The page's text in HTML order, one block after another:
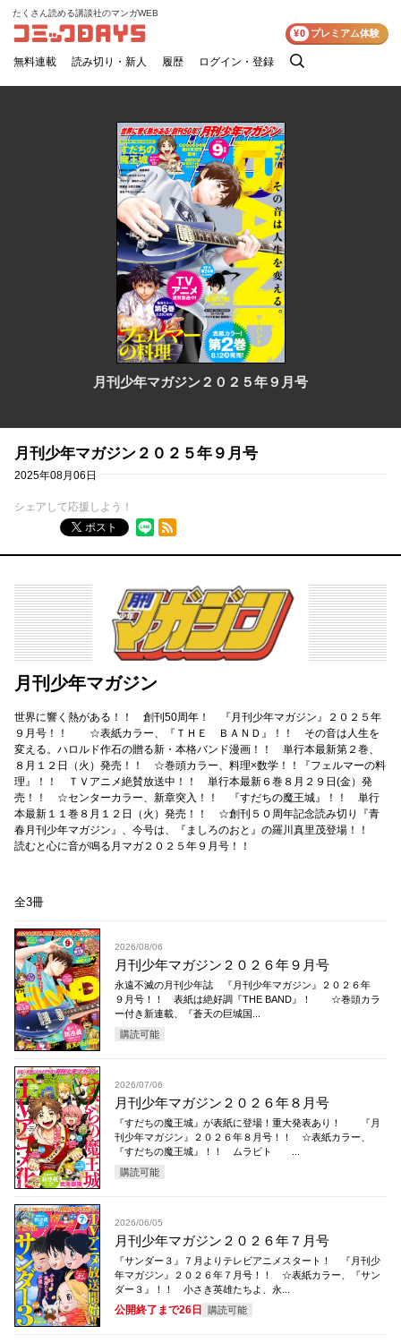
コミックDAYS
たくさん読める講談社のマンガWEB
無料連載 読み切り・新人 履歴 ログイン・登録
検
¥0 プレミアム体験
月刊少年マガジン２０２５年９月号
月刊少年マガジン２０２５年９月号
2025年08月06日
シェアして応援しよう！
ポスト
RSSフィード
月刊少年マガジン
世界に響く熱がある！！ 創刊50周年！ 『月刊少年マガジン』２０２５年
９月号！！ ☆表紙カラー、『ＴＨＥ ＢＡＮＤ』！！ その音は人生を
変える。ハロルド作石の贈る新・本格バンド漫画！！ 単行本最新第２巻、
８月１２日（火）発売！！ ☆巻頭カラー、料理×数学！！『フェルマーの料
理』！！ ＴＶアニメ絶賛放送中！！ 単行本最新６巻８月２９日(金）発
売！！ ☆センターカラー、新章突入！！ 『すだちの魔王城』！！ 単行
本最新１１巻８月１２日（火）発売！！ ☆創刊５０周年記念読み切り『青
春月刊少年マガジン』、今号は、『ましろのおと』の羅川真里茂登場！！
読むと心に音が鳴る月マガ２０２５年９月号！！
全3冊
2026/08/06
月刊少年マガジン２０２６年９月号
永遠不滅の月刊少年誌 『月刊少年マガジン』２０２６年
９月号！！ 表紙は絶好調『THE BAND』！ ☆巻頭カラ
ー付き新連載、『蒼天の巨城国...
購読可能
2026/07/06
月刊少年マガジン２０２６年８月号
『すだちの魔王城』が表紙に登場！重大発表あり！ 『月
刊少年マガジン』２０２６年８月号！！ ☆表紙カラー、
『すだちの魔王城』！！ ムラビト ...
購読可能
2026/06/05
月刊少年マガジン２０２６年７月号
『サンダー３』７月よりテレビアニメスタート！ 『月刊少
年マガジン』２０２６年７月号！！ ☆表紙カラー、『サン
ダー３』！！ 小さき英雄たちよ、永...
公開終了まで26日 購読可能